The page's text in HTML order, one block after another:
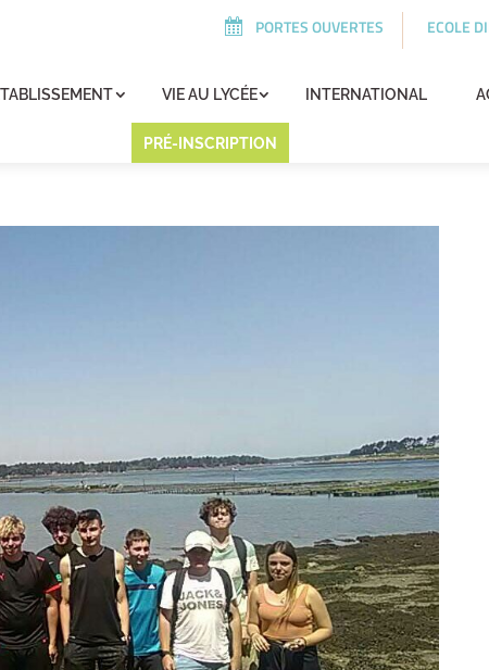
PORTES OUVERTES ECOLE
VIE AU LYCÉE INTERNATIONAL
PRÉ-INSCRIPTION